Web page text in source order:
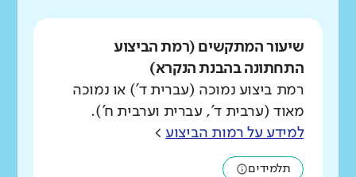
שיעור המתקשים (רמת הביצוע
התחתונה בהבנת הנקרא)
רמת ביצוע נמוכה (עברית ד') או נמוכה
מאוד (ערבית ד', עברית וערבית ח').
למידע על רמות הביצוע >
תלמידים